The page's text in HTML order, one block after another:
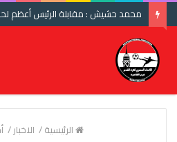
الرئيسية/ الاخبار/